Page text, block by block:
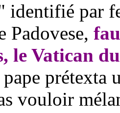
identifié par
Padovese,
le Vatican
prétexta
vouloir